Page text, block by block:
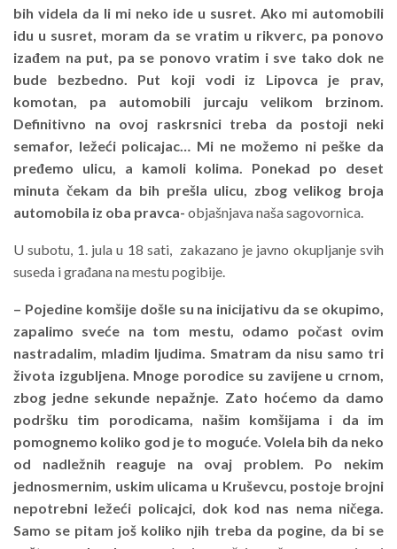
bih videla da li mi neko ide u susret. Ako mi automobili
idu u susret, moram da se vratim u rikverc, pa ponovo
izađem na put, pa se ponovo vratim i sve tako dok ne
bude bezbedno. Put koji vodi iz Lipovca je prav,
komotan, pa automobili jurcaju velikom brzinom.
Definitivno na ovoj raskrsnici treba da postoji neki
semafor, ležeći policajac… Mi ne možemo ni peške da
pređemo ulicu, a kamoli kolima. Ponekad po deset
minuta čekam da bih prešla ulicu, zbog velikog broja
automobila iz oba pravca- objašnjava naša sagovornica.
U subotu, 1. jula u 18 sati, zakazano je javno okupljanje svih
suseda i građana na mestu pogibije.
– Pojedine komšije došle su na inicijativu da se okupimo,
zapalimo sveće na tom mestu, odamo počast ovim
nastradalim, mladim ljudima. Smatram da nisu samo tri
života izgubljena. Mnoge porodice su zavijene u crnom,
zbog jedne sekunde nepažnje. Zato hoćemo da damo
podršku tim porodicama, našim komšijama i da im
pomognemo koliko god je to moguće. Volela bih da neko
od nadležnih reaguje na ovaj problem. Po nekim
jednosmernim, uskim ulicama u Kruševcu, postoje brojni
nepotrebni ležeći policajci, dok kod nas nema ničega.
Samo se pitam još koliko njih treba da pogine, da bi se